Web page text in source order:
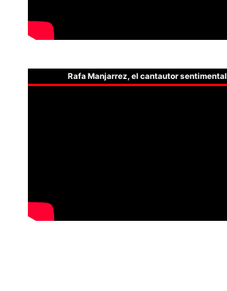
Rafa Manjarrez, el cantautor sentimental